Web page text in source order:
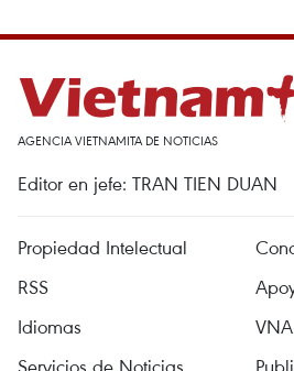
AGENCIA VIETNAMITA DE NOTICIAS
Editor en jefe: TRAN TIEN DUAN
Propiedad Intelectual
RSS
Idiomas
VNA